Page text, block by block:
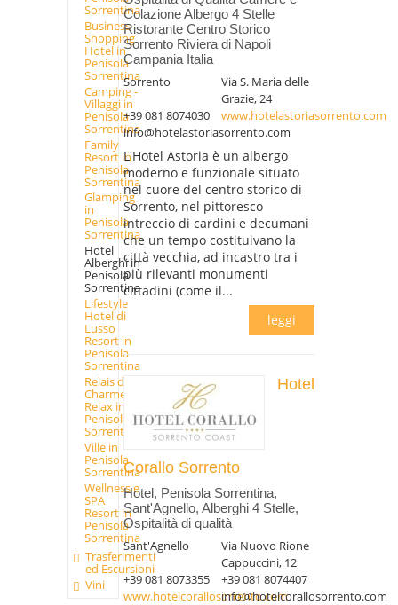
Sorrentina
Business
Shopping
Hotel in
Penisola
Sorrentina
Camping -
Villaggi in
Penisola
Sorrentina
Family
Resort in
Penisola
Sorrentina
Glamping
in
Penisola
Sorrentina
Hotel
Alberghi in
Penisola
Sorrentina
Lifestyle
Hotel di
Lusso
Resort in
Penisola
Sorrentina
Relais di
Charme
Relax in
Penisola
Sorrentina
Ville in
Penisola
Sorrentina
Wellness e
SPA
Resort in
Penisola
Sorrentina
Trasferimenti
ed Escursioni
Vini
Colazione Albergo 4 Stelle
Ristorante Centro Storico
Sorrento Riviera di Napoli
Campania Italia
Sorrento
Via S. Maria delle
Grazie, 24
+39 081 8074030
www.hotelastoriasorrento.com
info@hotelastoriasorrento.com
L'Hotel Astoria è un albergo
moderno e funzionale situato
nel cuore del centro storico di
Sorrento, nel pittoresco
intreccio di cardini e decumani
che un tempo costituivano la
città vecchia, ad incastro tra i
più rilevanti monumenti
cittadini (come il...
leggi
Hotel
Corallo Sorrento
Hotel, Penisola Sorrentina,
Sant'Agnello, Alberghi 4 Stelle,
Ospitalità di qualità
Sant'Agnello
Via Nuovo Rione
Cappuccini, 12
+39 081 8073355
+39 081 8074407
www.hotelcorallosorrento.cominfo@hotelcorallosorrento.com